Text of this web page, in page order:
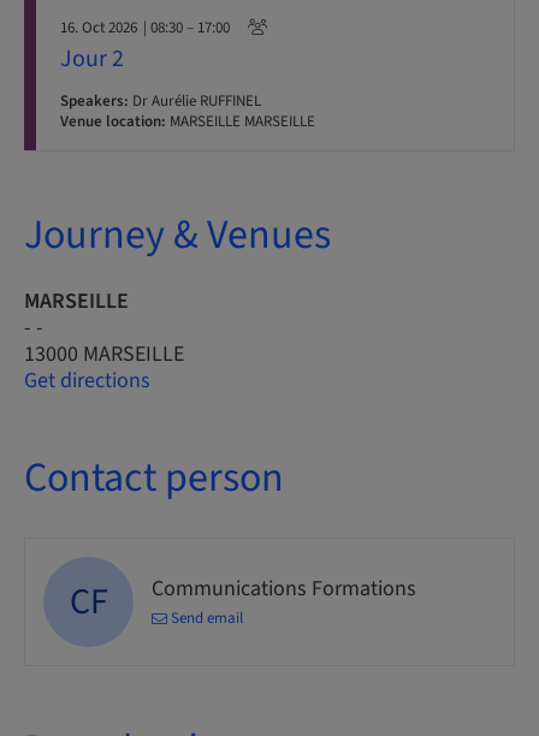
16. Oct 2026 | 08:30 – 17:00
Jour 2
Speakers: Dr Aurélie RUFFINEL
Venue location: MARSEILLE MARSEILLE
Journey & Venues
MARSEILLE
- -
13000 MARSEILLE
Get directions
Contact person
CF Communications Formations
Send email